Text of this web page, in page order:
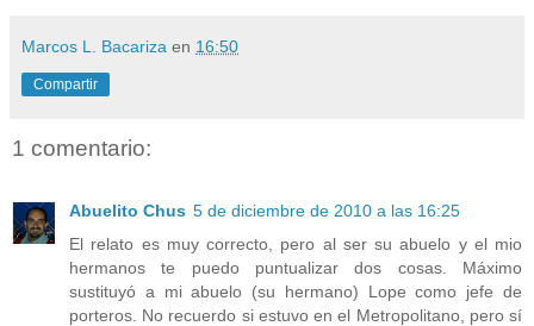
Marcos L. Bacariza en 16:50
Compartir
1 comentario:
Abuelito Chus 5 de diciembre de 2010 a las 16:25
El relato es muy correcto, pero al ser su abuelo y el mio
hermanos te puedo puntualizar dos cosas. Máximo
sustituyó a mi abuelo (su hermano) Lope como jefe de
porteros. No recuerdo si estuvo en el Metropolitano, pero sí